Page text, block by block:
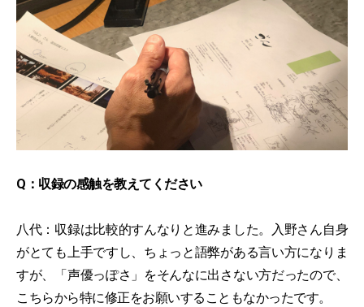
Q：収録の感触を教えてください
八代：収録は比較的すんなりと進みました。入野さん自身
がとても上手ですし、ちょっと語弊がある言い方になりま
すが、「声優っぽさ」をそんなに出さない方だったので、
こちらから特に修正をお願いすることもなかったです。